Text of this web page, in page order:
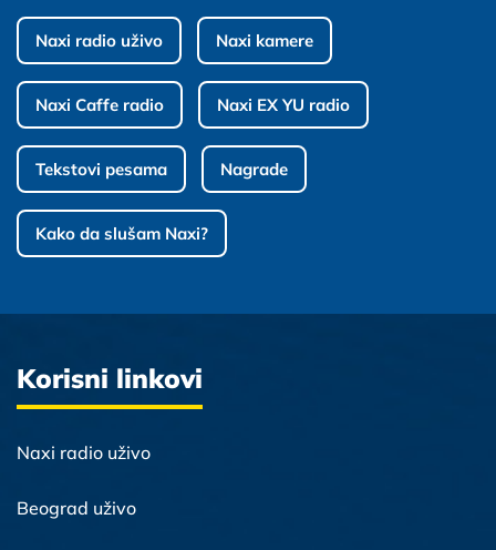
Naxi radio uživo Naxi kamere
Naxi Caffe radio Naxi EX YU radio
Tekstovi pesama Nagrade
Kako da slušam Naxi?
Korisni linkovi
Naxi radio uživo
Beograd uživo